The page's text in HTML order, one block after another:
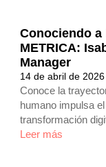
Conociendo a
METRICA:
Manager
14 de abril de 2026
Conoce la
humano impulsa
transformación
Leer más